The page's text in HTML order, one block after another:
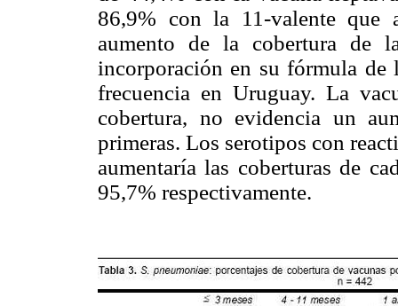
86,9% con la 11-valente
aumento de la cobertura de
incorporación en su fórmula
frecuencia en Uruguay. La
cobertura, no evidencia un
primeras. Los serotipos con
aumentaría las coberturas de
95,7% respectivamente.